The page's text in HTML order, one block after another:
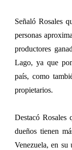
Señaló Rosales
personas
productores
Lago, ya que
país, como
propietarios.
Destacó Rosales
dueños tienen
Venezuela, en